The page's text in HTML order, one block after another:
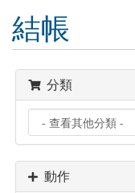
結帳
分類
動作